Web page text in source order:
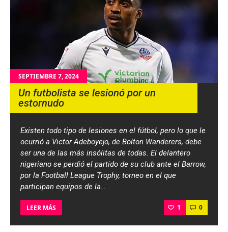
SEPTIEMBRE 7, 2024
Un futbolista se lesionó por un
estornudo
Existen todo tipo de lesiones en el fútbol, pero lo que le
ocurrió a Victor Adeboyejo, de Bolton Wanderers, debe
ser una de las más insólitas de todas. El delantero
nigeriano se perdió el partido de su club ante el Barrow,
por la Football League Trophy, torneo en el que
participan equipos de la…
LEER MÁS 1 0